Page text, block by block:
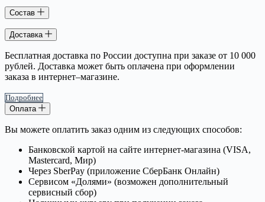
Состав
Доставка
Бесплатная доставка по России доступна при заказе от 10 000
рублей. Доставка может быть оплачена при оформлении
заказа в интернет–магазине.
Подробнее
Оплата
Вы можете оплатить заказ одним из следующих способов:
Банковской картой на сайте интернет-магазина (VISA,
Mastercard, Мир)
Через SberPay (приложение СберБанк Онлайн)
Сервисом «Долями» (возможен дополнительный
сервисный сбор)